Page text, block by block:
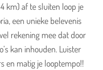
km) af te sluiten loop je
een unieke belevenis
rekening mee dat door
kan inhouden. Luister
en matig je looptempo!!